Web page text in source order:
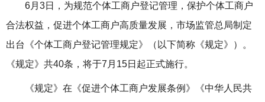
6月 3日，为规范个体工商户登记管理，保护个体工商户
合法权益，促进个体工商户高质量发展，市场监管总局制定
出台《个体工商户登记管理规定》（以下简称《规定》）。
《规定》共40条，将于7 月 15日起正式施行。
《规定》在《促进个体工商户发展条例》《中华人民共